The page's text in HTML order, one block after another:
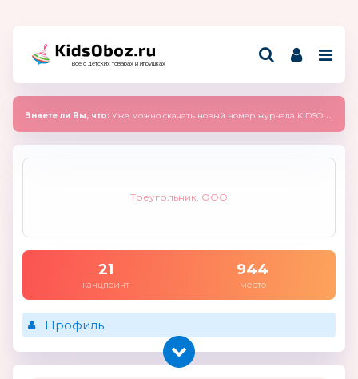
Всё о детских товарах и игрушках
Знаете ли Вы, что: Уже можно скачать новый номер журнала KIDSOBOZ 2025 (сентябрь)
Треугольник, ООО
21
канцпоинт
944
место
Профиль